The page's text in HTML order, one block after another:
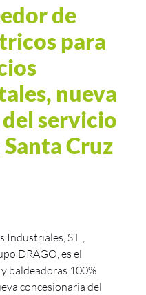
de
para
nueva
servicio
Cruz
S.L.,
DRAGO, es el
baldeadoras 100%
concesionaria del